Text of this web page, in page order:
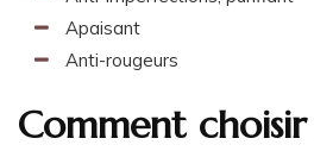
Apaisant
Anti-rougeurs
Comment choisir